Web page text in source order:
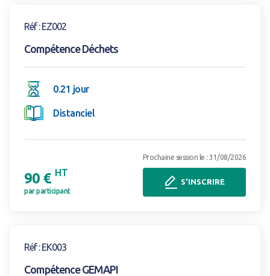
Réf : EZ002
Compétence Déchets
0.21 jour
Distanciel
90 € HT
par participant
Prochaine session le : 31/08/2026
S'INSCRIRE
Réf : EK003
Compétence GEMAPI